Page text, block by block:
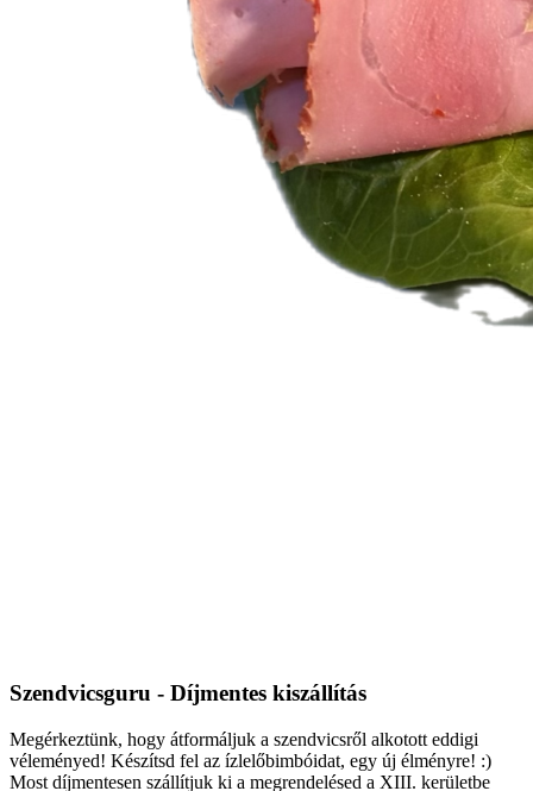
Szendvicsguru - Díjmentes kiszállítás
Megérkeztünk, hogy átformáljuk a szendvicsről alkotott eddigi
véleményed! Készítsd fel az ízlelőbimbóidat, egy új élményre! :)
Most díjmentesen szállítjuk ki a megrendelésed a XIII. kerületbe